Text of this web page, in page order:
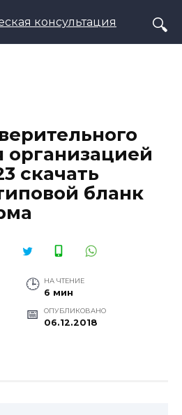
организацией
скачать
бланк
НА ЧТЕНИЕ
6 мин
ОПУБЛИКОВАНО
06.12.2018